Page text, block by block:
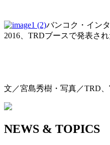
バンコク・イン
2016、TRDブースで発表され
文／宮島秀樹・写真／TRD
NEWS & TOPICS